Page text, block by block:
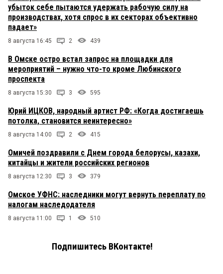
убыток себе пытаются удержать рабочую силу на
производствах, хотя спрос в их секторах объективно
падает»
8 августа 16:45 2 439
В Омске остро встал запрос на площадки для
мероприятий – нужно что-то кроме Любинского
проспекта
8 августа 15:30 3 595
Юрий ИЦКОВ, народный артист РФ: «Когда достигаешь
потолка, становится неинтересно»
8 августа 14:00 2 415
Омичей поздравили с Днем города белорусы, казахи,
китайцы и жители российских регионов
8 августа 12:30 3 379
Омское УФНС: наследники могут вернуть переплату по
налогам наследодателя
8 августа 11:00 1 510
Подпишитесь ВКонтакте!